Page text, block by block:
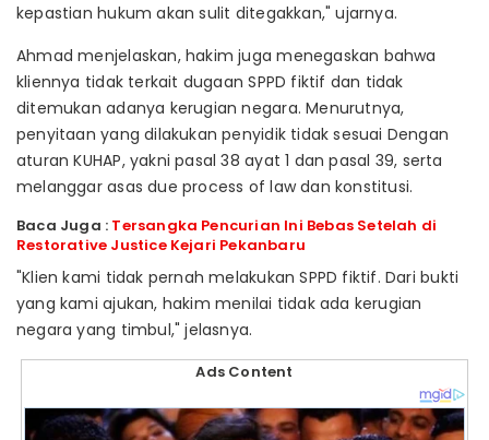
kepastian hukum akan sulit ditegakkan," ujarnya.
Ahmad menjelaskan, hakim juga menegaskan bahwa
kliennya tidak terkait dugaan SPPD fiktif dan tidak
ditemukan adanya kerugian negara. Menurutnya,
penyitaan yang dilakukan penyidik tidak sesuai Dengan
aturan KUHAP, yakni pasal 38 ayat 1 dan pasal 39, serta
melanggar asas due process of law dan konstitusi.
Baca Juga : Tersangka Pencurian Ini Bebas Setelah di
Restorative Justice Kejari Pekanbaru
"Klien kami tidak pernah melakukan SPPD fiktif. Dari bukti
yang kami ajukan, hakim menilai tidak ada kerugian
negara yang timbul," jelasnya.
Ads Content